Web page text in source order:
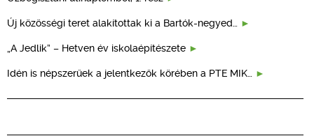
Új közösségi teret alakítottak ki a Bartók-negyed…
„A Jedlik” – Hetven év iskolaépítészete
Idén is népszerűek a jelentkezők körében a PTE MIK…